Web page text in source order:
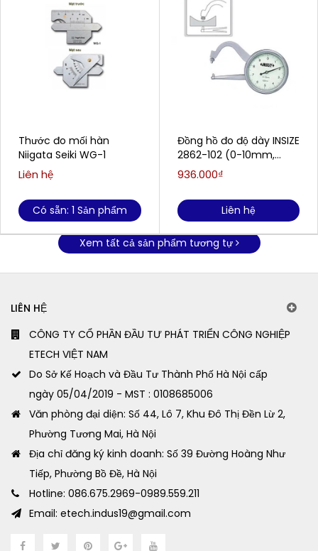
Thước đo mối hàn
Niigata Seiki WG-1
Liên hệ
Có sẵn: 1 Sản phẩm
Đồng hồ đo độ dày INSIZE
2862-102 (0-10mm,
0.05mm)
936.000₫
Liên hệ
Xem tất cả sản phẩm tương tự
LIÊN HỆ
CÔNG TY CỔ PHẦN ĐẦU TƯ PHÁT TRIỂN CÔNG NGHIỆP
ETECH VIỆT NAM
Do Sở Kế Hoạch và Đầu Tư Thành Phố Hà Nội cấp
ngày 05/04/2019 - MST : 0108685006
Văn phòng đại diện: Số 44, Lô 7, Khu Đô Thị Đền Lừ 2,
Phường Tương Mai, Hà Nội
Địa chỉ đăng ký kinh doanh: Số 39 Đường Hoàng Như
Tiếp, Phường Bồ Đề, Hà Nội
Hotline: 086.675.2969-0989.559.211
Email: etech.indus19@gmail.com